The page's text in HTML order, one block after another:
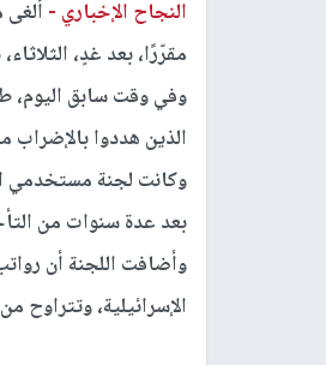
النجاح الإخباري - ألغى
مقرّرًا، بعد غدٍ،
وفي وقت سابق اليوم،
الذين هددوا
وكانت لجنة مستخدمي
بعد عدة سنوات من
وأضافت اللجنة أن
الإسرائيلية، وتتراوح من 6000 شيكل إلى 8000 شيكل.